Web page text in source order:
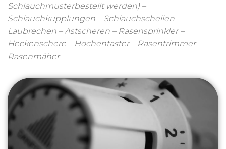
Schlauchmusterbestellt werden) –
Schlauchkupplungen – Schlauchschellen –
Laubrechen – Astscheren – Rasensprinkler –
Heckenschere – Hochentaster – Rasentrimmer –
Rasenmäher